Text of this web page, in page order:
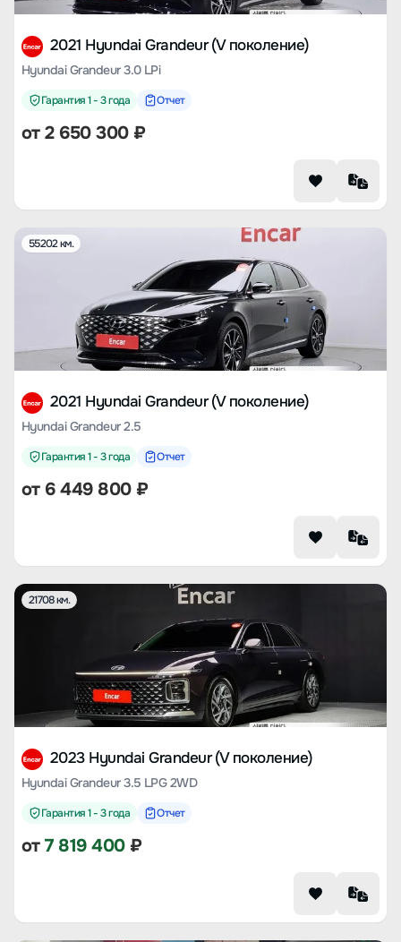
2021 Hyundai Grandeur (V поколение)
Hyundai Grandeur 3.0 LPi
Гарантия 1 - 3 года Отчет
от2 650 300₽
55202 км.
2021 Hyundai Grandeur (V поколение)
Hyundai Grandeur 2.5
Гарантия 1 - 3 года Отчет
от 6 449 800₽
21708 км.
2023 Hyundai Grandeur (V поколение)
Hyundai Grandeur 3.5 LPG 2WD
Гарантия 1 - 3 года Отчет
от7 819 400₽